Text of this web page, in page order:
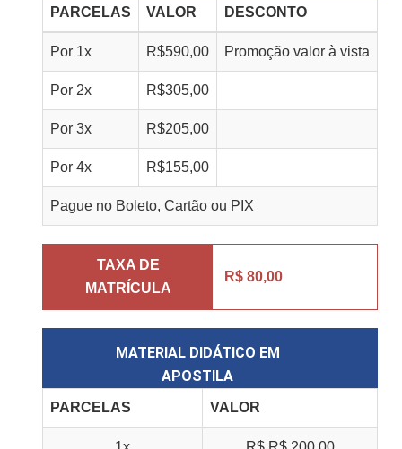
PARCELAS VALOR DESCONTO
Por 1x R$590,00 Promoção valor à vista
Por 2x R$305,00
Por 3x R$205,00
Por 4x R$155,00
Pague no Boleto, Cartão ou PIX
TAXA DE
MATRÍCULA
R$ 80,00
MATERIAL DIDÁTICO EM
APOSTILA
PARCELAS VALOR